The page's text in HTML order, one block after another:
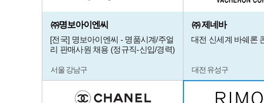
㈜명보아이엔씨
[전국] 명보아이엔씨 - 명품시계/주얼
리 판매사원 채용 (정규직-신입/경력)
서울 강남구
㈜ 제네바
대전 신세계 바쉐론
대전 유성구